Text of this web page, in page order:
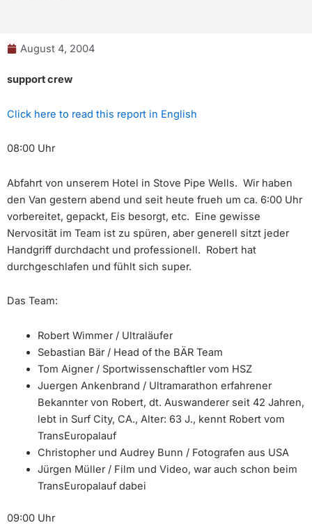
August 4, 2004
support crew
Click here to read this report in English
08:00 Uhr
Abfahrt von unserem Hotel in Stove Pipe Wells. Wir haben
den Van gestern abend und seit heute frueh um ca. 6:00 Uhr
vorbereitet, gepackt, Eis besorgt, etc. Eine gewisse
Nervosität im Team ist zu spüren, aber generell sitzt jeder
Handgriff durchdacht und professionell. Robert hat
durchgeschlafen und fühlt sich super.
Das Team:
Robert Wimmer / Ultraläufer
Sebastian Bär / Head of the BÄR Team
Tom Aigner / Sportwissenschaftler vom HSZ
Juergen Ankenbrand / Ultramarathon erfahrener
Bekannter von Robert, dt. Auswanderer seit 42 Jahren,
lebt in Surf City, CA., Alter: 63 J., kennt Robert vom
TransEuropalauf
Christopher und Audrey Bunn / Fotografen aus USA
Jürgen Müller / Film und Video, war auch schon beim
TransEuropalauf dabei
09:00 Uhr